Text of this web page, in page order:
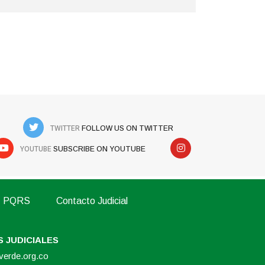
de pico y placa para
TWITTER FOLLOW US ON TWITTER
YOUTUBE SUBSCRIBE ON YOUTUBE
PQRS Contacto Judicial
JUDICIALES